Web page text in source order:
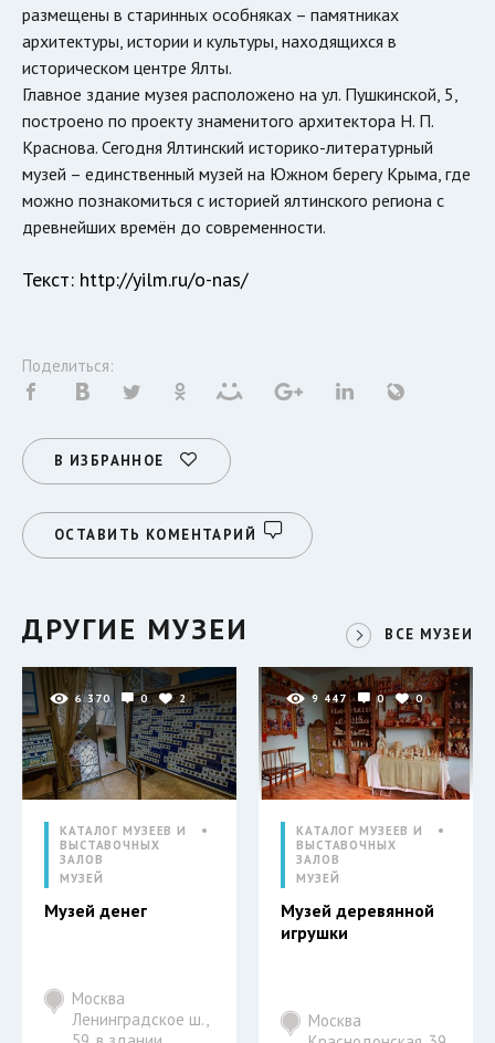
размещены в старинных особняках – памятниках
архитектуры, истории и культуры, находящихся в
историческом центре Ялты.
Главное здание музея расположено на ул. Пушкинской, 5,
построено по проекту знаменитого архитектора Н. П.
Краснова. Сегодня Ялтинский историко-литературный
музей – единственный музей на Южном берегу Крыма, где
можно познакомиться с историей ялтинского региона с
древнейших времён до современности.
Текст: http://yilm.ru/o-nas/
Поделиться:
В ИЗБРАННОЕ
ОСТАВИТЬ КОМЕНТАРИЙ
ДРУГИЕ МУЗЕИ ВСЕ МУЗЕИ
6 370 0 2
КАТАЛОГ МУЗЕЕВ И
ВЫСТАВОЧНЫХ
ЗАЛОВ
МУЗЕЙ
Музей денег
Москва
Ленинградское ш.,
9 447 0 0
КАТАЛОГ МУЗЕЕВ И
ВЫСТАВОЧНЫХ
ЗАЛОВ
МУЗЕЙ
Музей деревянной
игрушки
Москва